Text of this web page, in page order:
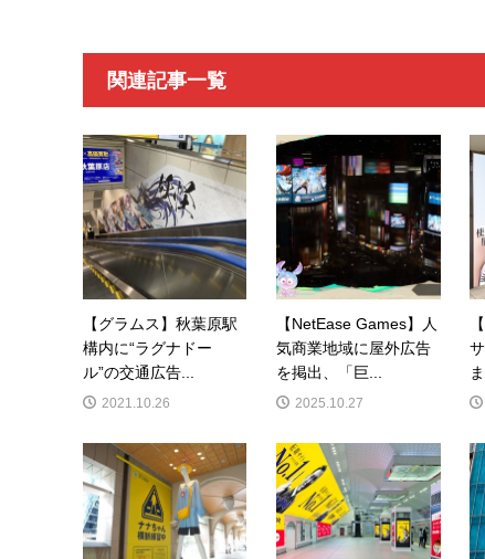
関連記事一覧
【グラムス】秋葉原駅
構内に“ラグナドー
ル”の交通広告...
2021.10.26
【NetEase Games】人
気商業地域に屋外広告
を掲出、「巨...
2025.10.27